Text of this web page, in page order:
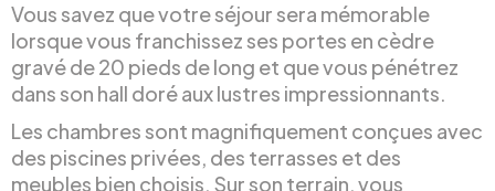
Vous savez que votre séjour sera mémorable
lorsque vous franchissez ses portes en cèdre
gravé de 20 pieds de long et que vous pénétrez
dans son hall doré aux lustres impressionnants.
Les chambres sont magnifiquement conçues avec
des piscines privées, des terrasses et des
meubles bien choisis. Sur son terrain, vous